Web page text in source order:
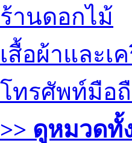
ร้านดอกไม้
เสื้อผ้าและเ
โทรศัพท์มือ
>> ดูหมวดทั้